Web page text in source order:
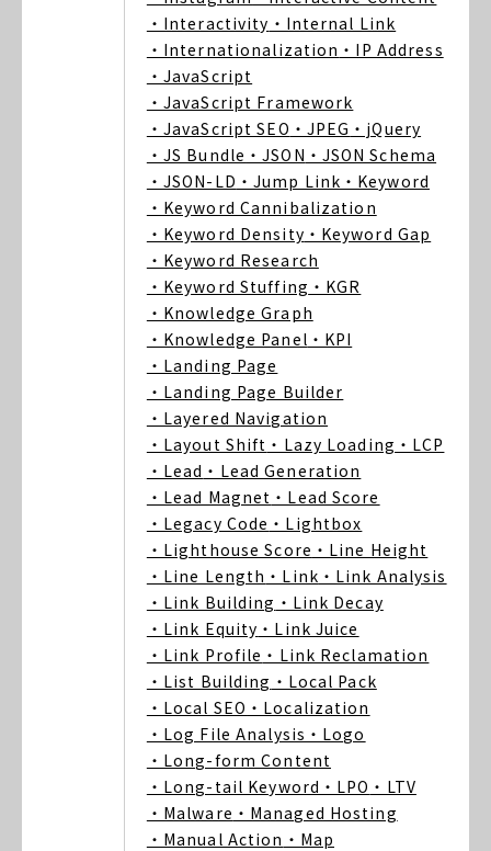
・Interactivity ・Internal Link
・Internationalization ・IP Address
・JavaScript
・JavaScript Framework
・JavaScript SEO ・JPEG ・jQuery
・JS Bundle ・JSON ・JSON Schema
・JSON-LD ・Jump Link ・Keyword
・Keyword Cannibalization
・Keyword Density ・Keyword Gap
・Keyword Research
・Keyword Stuffing ・KGR
・Knowledge Graph
・Knowledge Panel ・KPI
・Landing Page
・Landing Page Builder
・Layered Navigation
・Layout Shift ・Lazy Loading ・LCP
・Lead ・Lead Generation
・Lead Magnet ・Lead Score
・Legacy Code ・Lightbox
・Lighthouse Score ・Line Height
・Line Length ・Link ・Link Analysis
・Link Building ・Link Decay
・Link Equity ・Link Juice
・Link Profile ・Link Reclamation
・List Building ・Local Pack
・Local SEO ・Localization
・Log File Analysis ・Logo
・Long-form Content
・Long-tail Keyword ・LPO ・LTV
・Malware ・Managed Hosting
・Manual Action ・Map